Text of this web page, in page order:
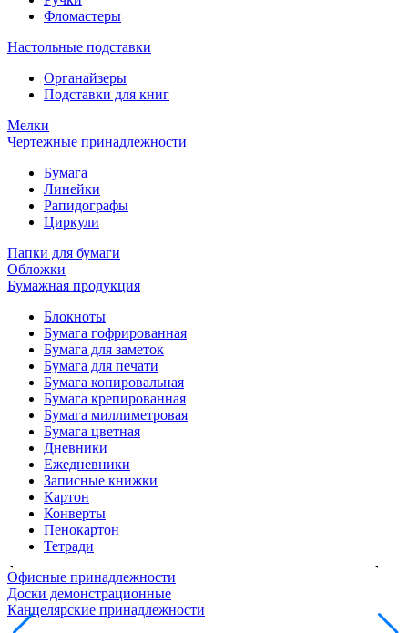
Фломастеры
Настольные подставки
Органайзеры
Подставки для книг
Мелки
Чертежные принадлежности
Бумага
Линейки
Рапидографы
Циркули
Папки для бумаги
Обложки
Бумажная продукция
Блокноты
Бумага гофрированная
Бумага для заметок
Бумага для печати
Бумага копировальная
Бумага крепированная
Бумага миллиметровая
Бумага цветная
Дневники
Ежедневники
Записные книжки
Картон
Конверты
Пенокартон
Тетради
Офисные принадлежности
Доски демонстрационные
Канцелярские принадлежности